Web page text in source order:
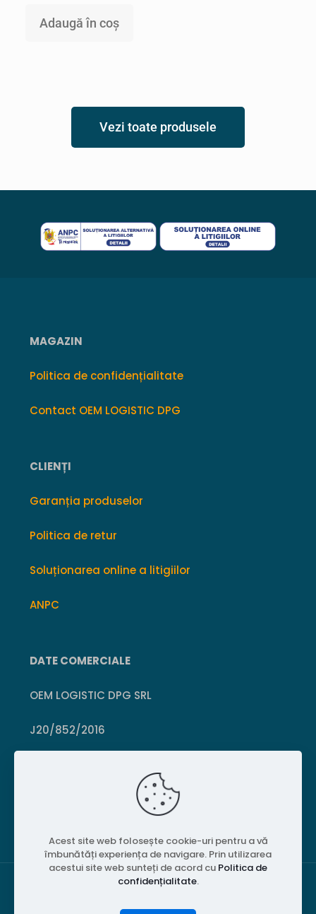
Adaugă în coș
Vezi toate produsele
MAGAZIN
Politica de confidențialitate
Contact OEM LOGISTIC DPG
CLIENȚI
Garanția produselor
Politica de retur
Soluționarea online a litigiilor
ANPC
DATE COMERCIALE
OEM LOGISTIC DPG SRL
J20/852/2016
Crișcior, Hunedoara
Acest site web folosește cookie-uri pentru a vă
îmbunătăți experiența de navigare. Prin utilizarea
acestui site web sunteți de acord cu Politica de
confidențialitate.